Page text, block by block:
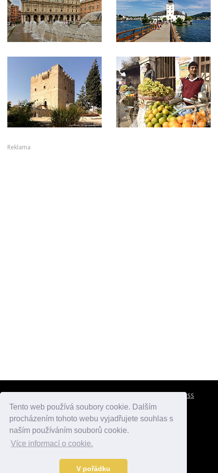
Tento web používá soubory cookie. Dalším
procházením tohoto webu vyjadřujete souhlas s
naším používáním souborů cookie.
Více informací o cookie.
V pořádku
Reklama
RSS
atlaspamatek.info
Data o počasí jsou přebírána z